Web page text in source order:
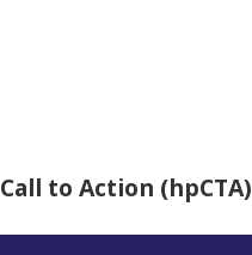
Call to Action (hpCTA)